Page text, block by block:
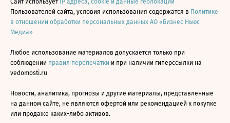
Сайт использует IP адреса, cookie и данные геолокации
Пользователей сайта, условия использования содержатся в Политике
в отношении обработки персональных данных АО «Бизнес Ньюс
Медиа»
Любое использование материалов допускается только при
соблюдении правил перепечатки и при наличии гиперссылки на
vedomosti.ru
Новости, аналитика, прогнозы и другие материалы, представленные
на данном сайте, не являются офертой или рекомендацией к покупке
или продаже каких-либо активов.